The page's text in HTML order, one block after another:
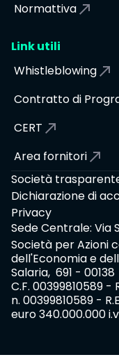
Normattiva
Link utili
Whistleblowing
Contratto di
CERT
Area fornitori
Società
Dichiarazione di
Privacy
Sede Centrale: Via
Società per Azioni
dell'Economia e
Salaria, 691 -
C.F. 00399810589
n. 00399810589 -
euro 340.000.000